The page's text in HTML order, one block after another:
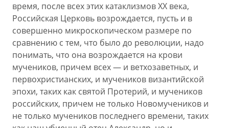
время, после всех этих катаклизмов ХХ века,
Российская Церковь возрождается, пусть и в
совершенно микроскопическом размере по
сравнению с тем, что было до революции, надо
понимать, что она возрождается на крови
мучеников, причем всех — и ветхозаветных, и
первохристианских, и мучеников византийской
эпохи, таких как святой Протерий, и мучеников
российских, причем не только Новомучеников и
не только мучеников последнего времени, таких